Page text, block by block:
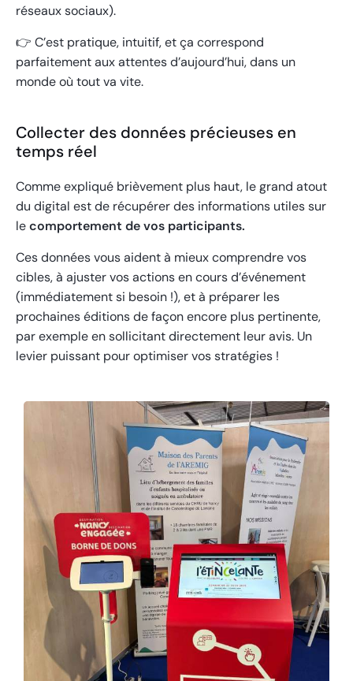
réseaux sociaux).
👉 C’est pratique, intuitif, et ça correspond
parfaitement aux attentes d’aujourd’hui, dans un
monde où tout va vite.
Collecter des données précieuses en
temps réel
Comme expliqué brièvement plus haut, le grand atout
du digital est de récupérer des informations utiles sur
lecomportement de vos participants.
Ces données vous aident à mieux comprendre vos
cibles, à ajuster vos actions en cours d’événement
(immédiatement si besoin !), et à préparer les
prochaines éditions de façon encore plus pertinente,
par exemple en sollicitant directement leur avis. Un
levier puissant pour optimiser vos stratégies !